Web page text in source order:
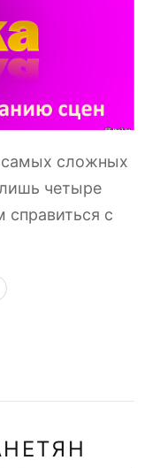
сложных
четыре
справиться с